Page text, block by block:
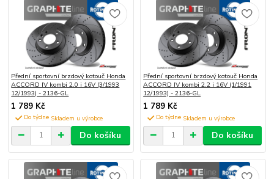
Přední sportovní brzdový kotouč Honda
ACCORD IV kombi 2.0 i 16V (3/1993
12/1993) - 2136-GL
1 789 Kč
Do týdne
Do košíku
Přední sportovní brzdový kotouč Honda
ACCORD IV kombi 2.2 i 16V (1/1991
12/1993) - 2136-GL
1 789 Kč
Do týdne
Do košíku